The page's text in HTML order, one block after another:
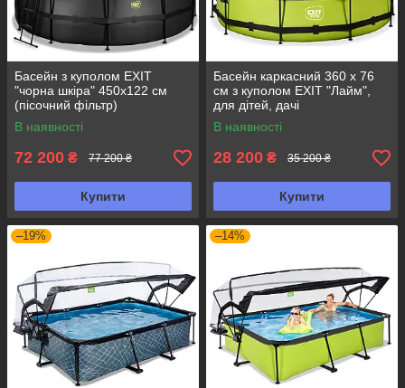
Басейн з куполом EXIT
"чорна шкіра" 450х122 см
(пісочний фільтр)
В наявності
72 200 ₴ 77 200 ₴
Купити
Басейн каркасний 360 х 76
см з куполом EXIT "Лайм",
для дітей, дачі
В наявності
28 200 ₴ 35 200 ₴
Купити
–19% –14%